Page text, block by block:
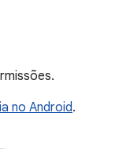
no Android.